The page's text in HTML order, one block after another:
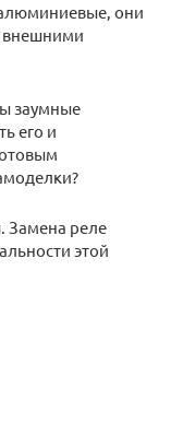
они
внешними
заумные
его и
Замена реле
этой